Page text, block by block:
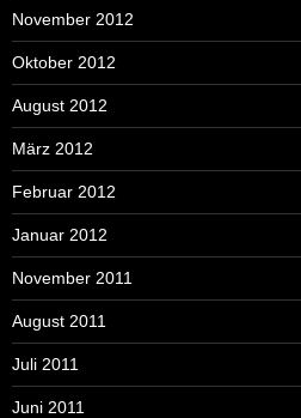
November 2012
Oktober 2012
August 2012
März 2012
Februar 2012
Januar 2012
November 2011
August 2011
Juli 2011
Juni 2011